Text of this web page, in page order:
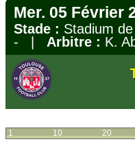
Mer. 05 Février
Stade : Stadium
- | Arbitre : K.
1 10 20